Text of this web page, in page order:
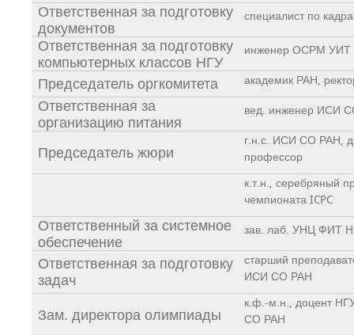
Ответственная за подготовку
документов
специалист по
Ответственная за подготовку
компьютерных классов НГУ
инженер ОСРМ УИТ
Председатель оргкомитета академик РАН,
Ответственная за
организацию питания
вед. инженер ИСИ
Председатель жюри
г.н.с. ИСИ СО РАН,
профессор
к.т.н., серебряный
чемпионата ICPC
Ответственный за системное
обеспечение
зав. лаб. УНЦ ФИТ
Ответственная за подготовку
задач
старший
ИСИ СО РАН
Зам. директора олимпиады
к.ф.-м.н., доцент
СО РАН